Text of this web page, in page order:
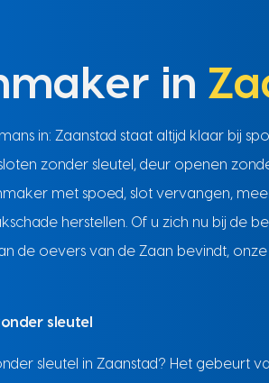
in
in: Zaanstad staat altijd klaar bij
zonder sleutel, deur openen
met spoed, slot vervangen,
herstellen. Of u zich nu bij de
de oevers van de Zaan bevindt,
sleutel
sleutel in Zaanstad? Het gebeurt